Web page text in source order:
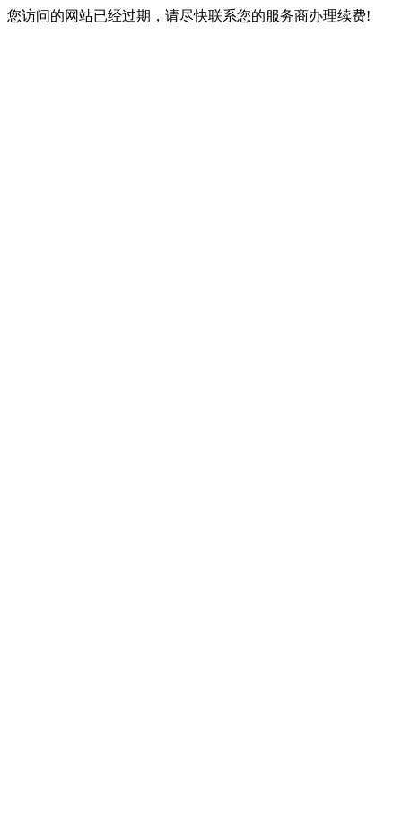
您访问的网站已经过期，请尽快联系您的服务商办理续费!